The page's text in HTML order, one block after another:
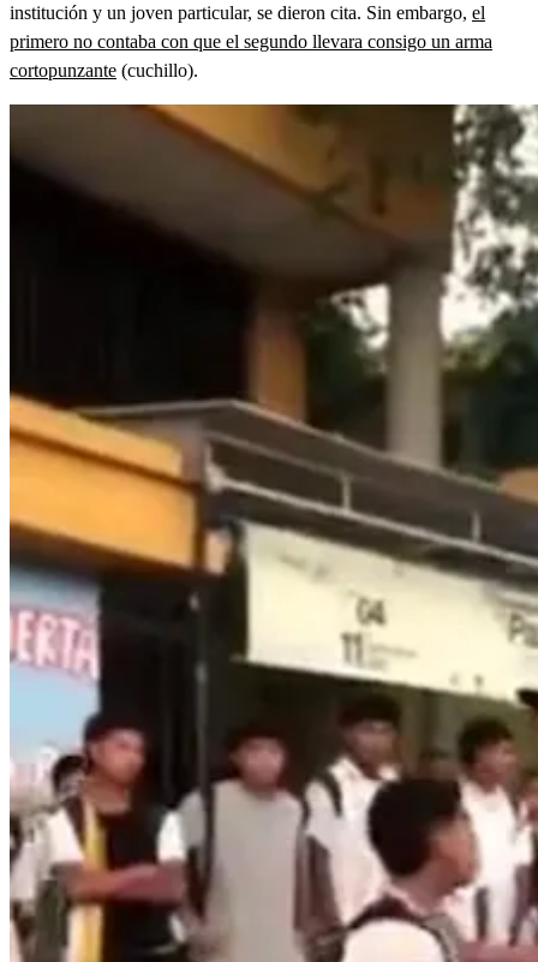
institución y un joven particular, se dieron cita. Sin embargo, el
primero no contaba con que el segundo llevara consigo un arma
cortopunzante (cuchillo).